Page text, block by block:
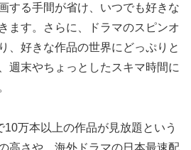
する手間が省け、いつでも好きな
ます。さらに、ドラマのスピンオ
、好きな作品の世界にどっぷりと
週末やちょっとしたスキマ時間に
万本以上の作品が見放題という
高さや、海外ドラマの日本最速配